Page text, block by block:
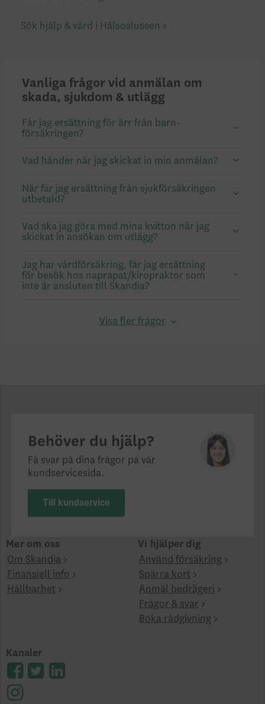
Sök hjälp & vård i Hälsoslussen
Vanliga frågor vid anmälan om
skada, sjukdom & utlägg
Får jag ersättning för ärr från barn­
försäkringen?
Vad händer när jag skickat in min anmälan?
När får jag ersättning från sjukförsäkringen
utbetald?
Vad ska jag göra med mina kvitton när jag
skickat in ansökan om utlägg?
Jag har vårdförsäkring, får jag ersättning
för besök hos naprapat/kiropraktor som
inte är ansluten till Skandia?
Visa fler frågor
Behöver du hjälp?
Få svar på dina frågor på vår
kundservicesida.
Till kundservice
Mer om oss
Om Skandia
Finansiell info
Hållbarhet
Vi hjälper dig
Använd försäkring
Spärra kort
Anmäl bedrägeri
Frågor & svar
Boka rådgivning
Kanaler